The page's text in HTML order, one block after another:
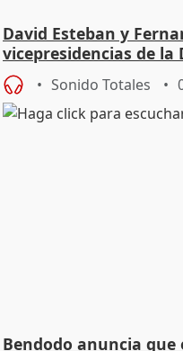
David Esteban y
vicepresidencias de
Sonido Totales
Bendodo anuncia que